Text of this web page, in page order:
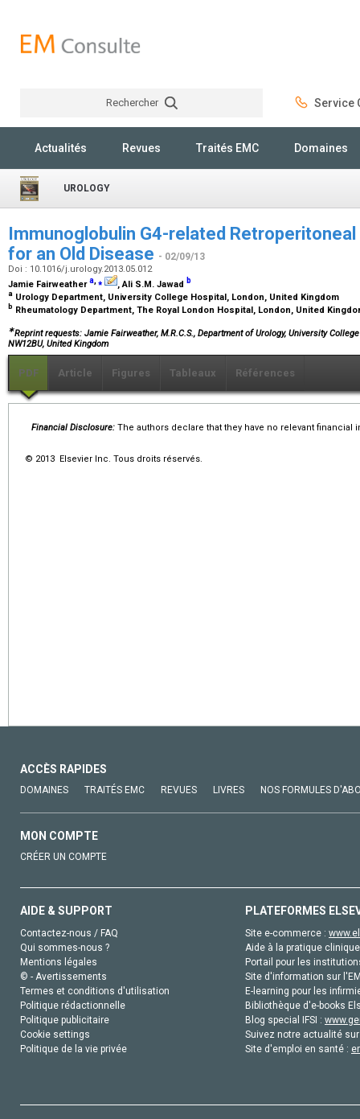
Rechercher Service
Actualités Revues Traités EMC Domaines
UROLOGY
Immunoglobulin G4-related Retroperitoneal
for an Old Disease - 02/09/13
Doi : 10.1016/j.urology.2013.05.012
Jamie Fairweathera,⁎ , Ali S.M. Jawad b
a Urology Department, University College Hospital, London, United Kingdom
b Rheumatology Department, The Royal London Hospital, London, United
∗Reprint requests: Jamie Fairweather, M.R.C.S., Department of Urology, University
NW12BU, United Kingdom
PDF Article Figures Tableaux Références
Financial Disclosure: The authors declare that they have no relevant financial
© 2013 Elsevier Inc. Tous droits réservés.
ACCÈS RAPIDES
DOMAINES TRAITÉS EMC REVUES LIVRES NOS FORMULES
MON COMPTE
CRÉER UN COMPTE
AIDE & SUPPORT
Contactez-nous / FAQ
Qui sommes-nous ?
Mentions légales
© - Avertissements
Termes et conditions d'utilisation
Politique rédactionnelle
Politique publicitaire
Cookie settings
Politique de la vie privée
PLATEFORMES
Site e-commerce :
Aide à la pratique
Portail pour les
Site d'information sur
E-learning pour les
Bibliothèque d'e-books
Blog special IFSI :
Suivez notre actualité
Site d'emploi en santé :